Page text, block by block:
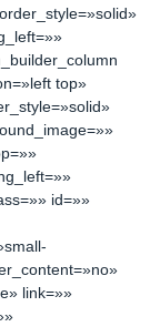
top»
id=»»
link=»»